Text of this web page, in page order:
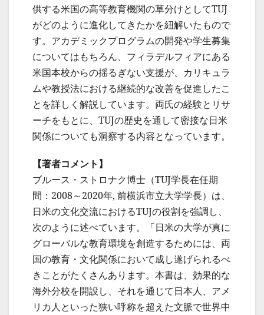
供する米国の高等教育機関の草分けとしてTUJ
がどのように進化してきたかを紐解いたもので
す。アカデミックプログラムの開発や学生募集
についてはもちろん、フィラデルフィアにある
米国本校からの揺るぎない支援が、カリキュラ
ムや教授法における継続的な改善を促進したこ
とを詳しく解説しています。両氏の経験とリサ
ーチをもとに、TUJの歴史を通して密接な日米
関係についても洞察する内容となっています。
【著者コメント】
ブルース・ストロナク博士（TUJ学長在任期
間：2008～2020年, 前横浜市立大学学長）は、
日米の文化交流におけるTUJの役割を強調し、
次のように述べています。「日米の大学が真に
グローバルな教育環境を創造するためには、両
国の教育・文化関係において成し遂げられるべ
きことがたくさんあります。本書は、効果的な
海外分校を開設し、それを通じて日本人、アメ
リカ人といった狭い呼称を超えた文脈で世界中